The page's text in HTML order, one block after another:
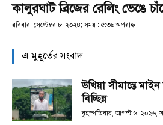
কালুরঘাট ব্রিজের রেলিং ভেঙে
রবিবার, সেপ্টেম্বর ৮, ২০২৪; সময় : ৫:৩৯ অপরাহ্ণ
এ মুহূর্তের সংবাদ
উখিয়া সীমান্তে
বিচ্ছিন্ন
বৃহস্পতিবার, আগস্ট ৬, ২০২৬;